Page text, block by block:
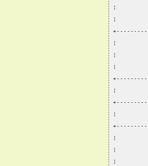
¦
¦
¦
¦
¦
¦
¦
¦
¦
¦